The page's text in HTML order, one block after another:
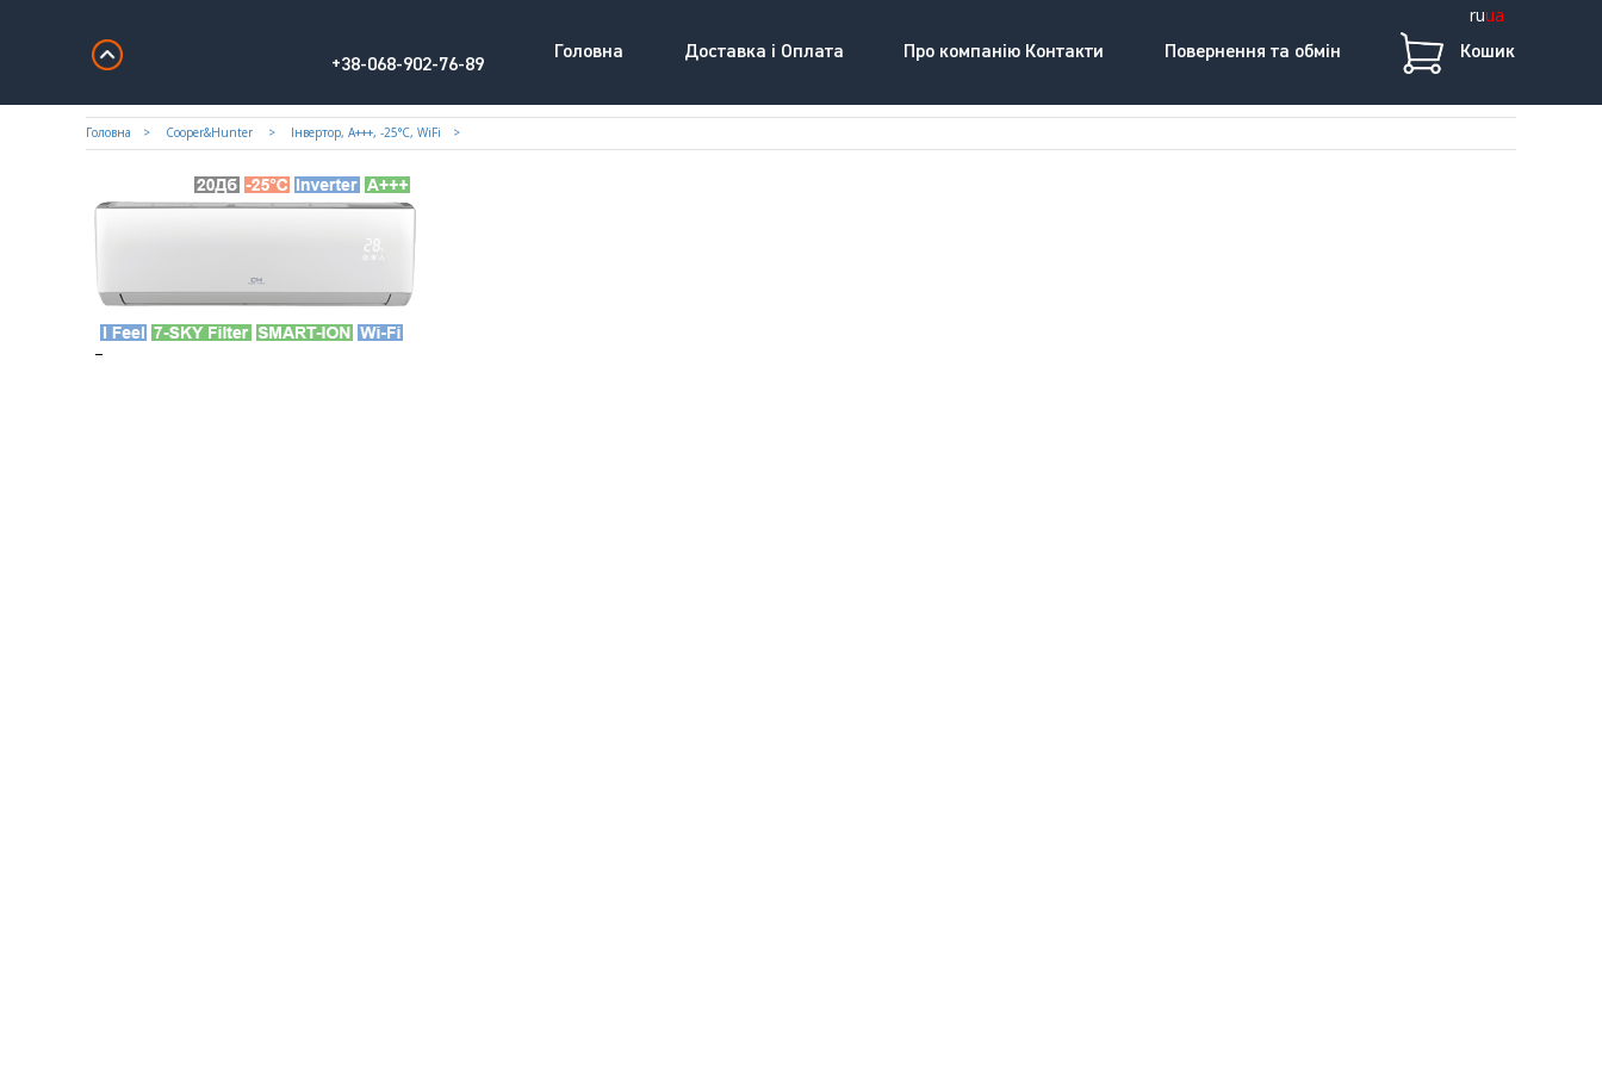
ruua
+38-068-902-76-89
Головна Доставка і Оплата Про компанію Контакти Повернення та обмін Кошик
Головна Cooper&Hunter Iнвертор, А+++, -25°С, WiFi
–